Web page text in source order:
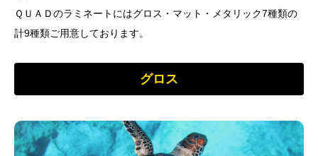
ＱＵＡＤのラミネートにはグロス・マット・メタリック7種類の
計9種類ご用意しております。
グロス